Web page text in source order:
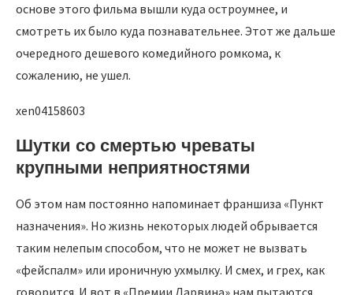
основе этого фильма вышли куда остроумнее, и
смотреть их было куда познавательнее. Этот же дальше
очередного дешевого комедийного ромкома, к
сожалению, не ушел.
xen04158603
Шутки со смертью чреваты
крупными неприятностями
Об этом нам постоянно напоминает франшиза «Пункт
назначения». Но жизнь некоторых людей обрывается
таким нелепым способом, что не может не вызвать
«фейспалм» или ироничную ухмылку. И смех, и грех, как